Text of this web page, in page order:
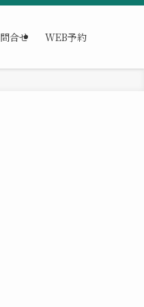
問合せ WEB予約